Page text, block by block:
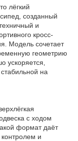
лёгкий
созданный
и
кросс-
Модель сочетает
геометрию
ускоряется,
на
с ходом
формат даёт
и